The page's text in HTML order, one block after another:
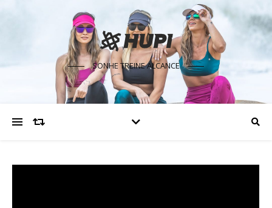
SONHE TREINE ALCANCE